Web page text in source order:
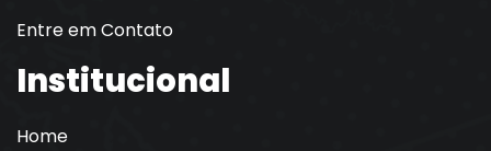
Entre em Contato
Institucional
Home